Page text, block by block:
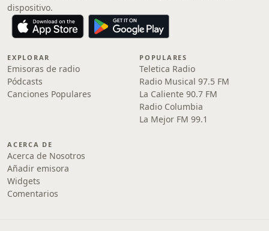
dispositivo.
EXPLORAR
Emisoras de radio
Pódcasts
Canciones Populares
POPULARES
Teletica Radio
Radio Musical 97.5 FM
La Caliente 90.7 FM
Radio Columbia
La Mejor FM 99.1
ACERCA DE
Acerca de Nosotros
Añadir emisora
Widgets
Comentarios